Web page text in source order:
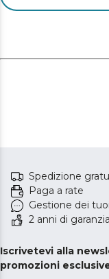
Spedizione
Paga a rate
Gestione dei
2 anni di garanzia
Iscrivetevi alla
promozioni